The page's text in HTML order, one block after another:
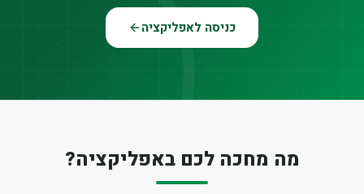
כניסה לאפליקציה
מה מחכה לכם באפליקציה?